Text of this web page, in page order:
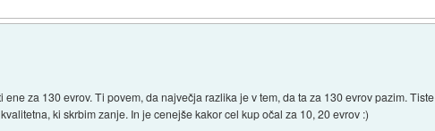
za 130 evrov. Ti povem, da največja razlika je v tem, da ta za 130 evrov pazim. Tiste
ki skrbim zanje. In je cenejše kakor cel kup očal za 10, 20 evrov :)